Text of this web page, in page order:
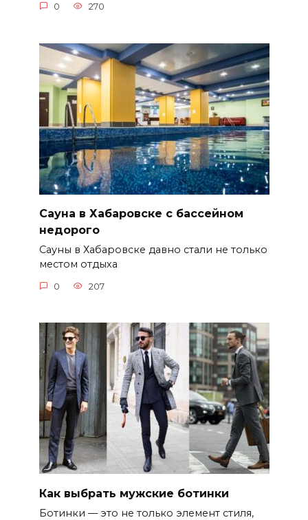
0 270
Сауна в Хабаровске с бассейном
недорого
Сауны в Хабаровске давно стали не только
местом отдыха
0 207
Как выбрать мужские ботинки
Ботинки — это не только элемент стиля,